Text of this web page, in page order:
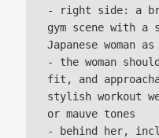
- right side: a
gym scene with a
Japanese woman
- the woman
fit, and
stylish workout
or mauve tones
- behind her,